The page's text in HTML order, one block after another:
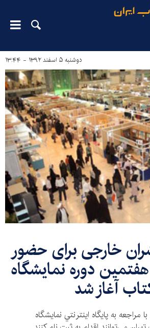
دوشنبه ۵ اسفند ۱۳۹۲ - ۱۳:۴۴
خارجی برای حضور
دوره نمایشگاه
آغاز شد
مراجعه به پايگاه اينترنتي نمايشگاه